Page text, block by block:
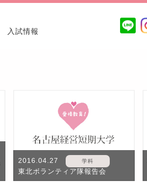
入試情報
2016.04.27 学科
東北ボランティア隊報告会